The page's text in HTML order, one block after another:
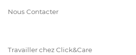
Nous Contacter
Travailler chez Click&Care